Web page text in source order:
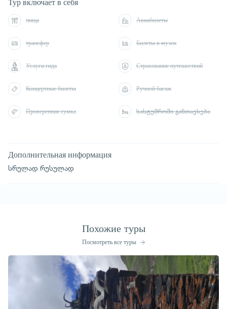
Дополнительная информация
სრულად რუსულად
Тур включает в себя
пища Авиабилеты
трансфер Билеты в музеи
Услуги гида Страхование путешествий
Концертные билеты Ручной багаж
Проверенная сумка სასტუმროში განთავსება
Похожие туры
Посмотреть все туры